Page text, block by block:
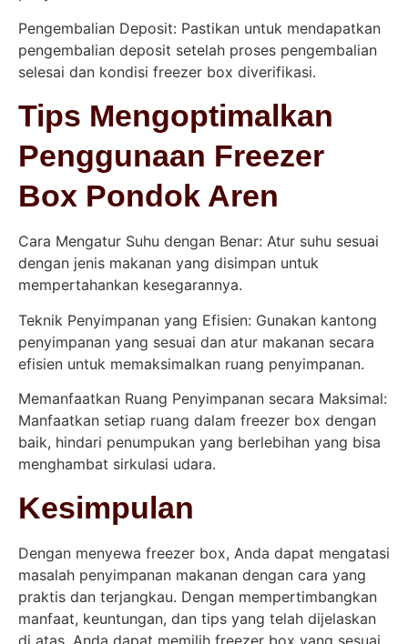
Pengembalian Deposit: Pastikan untuk mendapatkan
pengembalian deposit setelah proses pengembalian
selesai dan kondisi freezer box diverifikasi.
Tips Mengoptimalkan
Penggunaan Freezer
Box Pondok Aren
Cara Mengatur Suhu dengan Benar: Atur suhu sesuai
dengan jenis makanan yang disimpan untuk
mempertahankan kesegarannya.
Teknik Penyimpanan yang Efisien: Gunakan kantong
penyimpanan yang sesuai dan atur makanan secara
efisien untuk memaksimalkan ruang penyimpanan.
Memanfaatkan Ruang Penyimpanan secara Maksimal:
Manfaatkan setiap ruang dalam freezer box dengan
baik, hindari penumpukan yang berlebihan yang bisa
menghambat sirkulasi udara.
Kesimpulan
Dengan menyewa freezer box, Anda dapat mengatasi
masalah penyimpanan makanan dengan cara yang
praktis dan terjangkau. Dengan mempertimbangkan
manfaat, keuntungan, dan tips yang telah dijelaskan